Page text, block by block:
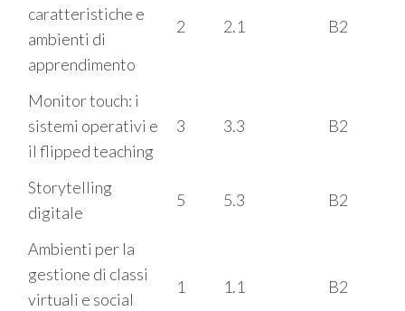
caratteristiche e
ambienti di
apprendimento
2 2.1 B2
Monitor touch: i
sistemi operativi e
il flipped teaching
3 3.3 B2
Storytelling
digitale
5 5.3 B2
Ambienti per la
gestione di classi
virtuali e social
1 1.1 B2